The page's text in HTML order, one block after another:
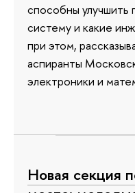
способны улучшить
систему и какие
при этом,
аспиранты
электроники и
Новая секция